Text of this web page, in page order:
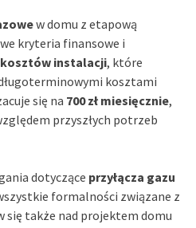
w domu z etapową
kryteria finansowe i
kosztów instalacji, które
kosztami
się na 700 zł miesięcznie,
przyszłych potrzeb
dotyczące przyłącza gazu
formalności związane z
się także nad projektem domu